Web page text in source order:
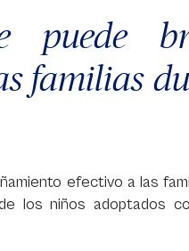
puede
familias
efectivo a las
los niños adoptados